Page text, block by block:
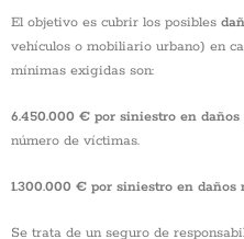
El objetivo es cubrir los posibles
vehículos o mobiliario urbano) en
mínimas exigidas son:
6.450.000 € por siniestro en daños
número de víctimas.
1.300.000 € por siniestro en daños
Se trata de un seguro de